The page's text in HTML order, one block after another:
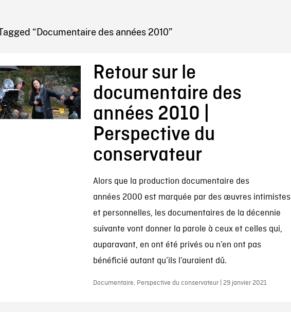
ONF
“Documentaire des années 2010”
Retour sur le
documentaire des
années 2010 |
Perspective du
conservateur
Alors que la production documentaire des
années 2000 est marquée par des œuvres intimistes
et personnelles, les documentaires de la décennie
suivante vont donner la parole à ceux et celles qui,
auparavant, en ont été privés ou n’en ont pas
bénéficié autant qu’ils l’auraient dû.
Documentaire, Perspective du conservateur | 29 janvier 2021